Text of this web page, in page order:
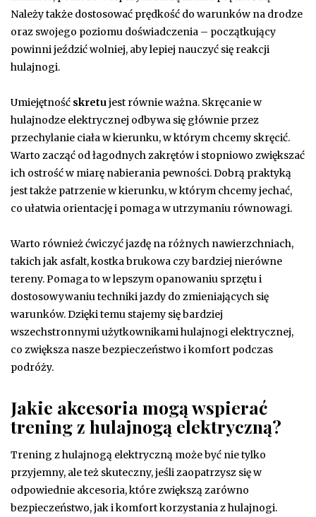
Należy także dostosować prędkość do warunków na drodze
oraz swojego poziomu doświadczenia – początkujący
powinni jeździć wolniej, aby lepiej nauczyć się reakcji
hulajnogi.
Umiejętność skretujest równie ważna. Skręcanie w
hulajnodze elektrycznej odbywa się głównie przez
przechylanie ciała w kierunku, w którym chcemy skręcić.
Warto zacząć od łagodnych zakrętów i stopniowo zwiększać
ich ostrość w miarę nabierania pewności. Dobrą praktyką
jest także patrzenie w kierunku, w którym chcemy jechać,
co ułatwia orientację i pomaga w utrzymaniu równowagi.
Warto również ćwiczyć jazdę na różnych nawierzchniach,
takich jak asfalt, kostka brukowa czy bardziej nierówne
tereny. Pomaga to w lepszym opanowaniu sprzętu i
dostosowywaniu techniki jazdy do zmieniających się
warunków. Dzięki temu stajemy się bardziej
wszechstronnymi użytkownikami hulajnogi elektrycznej,
co zwiększa nasze bezpieczeństwo i komfort podczas
podróży.
Jakie akcesoria mogą wspierać
trening z hulajnogą elektryczną?
Trening z hulajnogą elektryczną może być nie tylko
przyjemny, ale też skuteczny, jeśli zaopatrzysz się w
odpowiednie akcesoria, które zwiększą zarówno
bezpieczeństwo, jak i komfort korzystania z hulajnogi.